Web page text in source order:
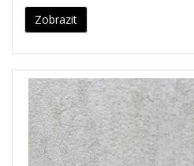
Zobrazit